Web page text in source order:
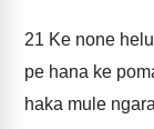
21 Ke none
pe hana ke
haka mule